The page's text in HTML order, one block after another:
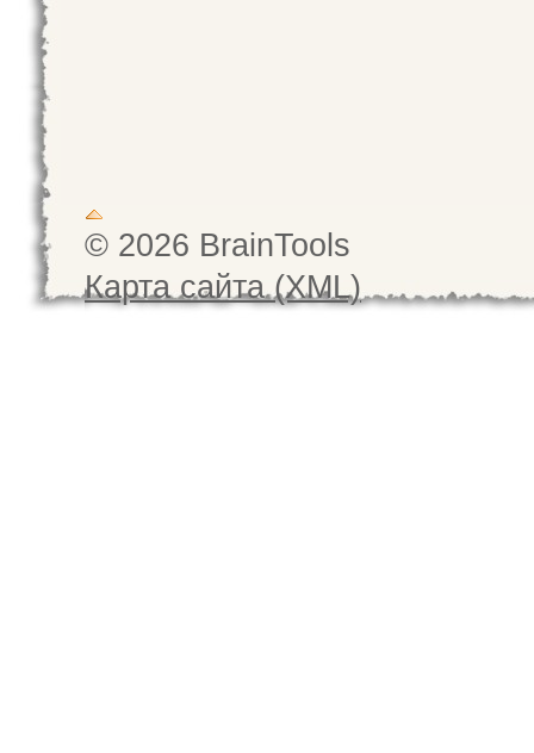
© 2026 BrainTools
Карта сайта (XML)